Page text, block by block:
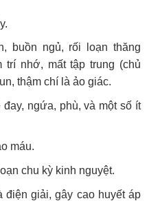
buồn ngủ, rối loạn thăng
trí nhớ, mất tập trung (chủ
thậm chí là ảo giác.
ngứa, phù, và một số ít
máu.
chu kỳ kinh nguyệt.
giải, gây cao huyết áp